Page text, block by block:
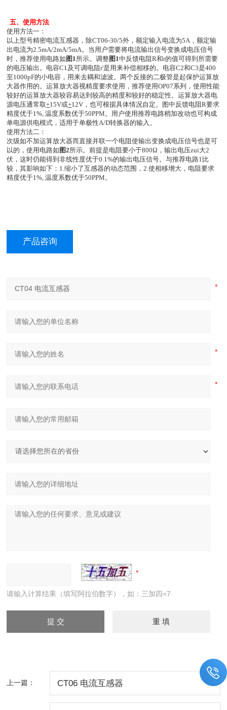
五、使用方法
使用方法一：
以上型号精密电流互感器，除CT06-30/5外，额定输入电流为5A，额定输
出电流为2.5mA/2mA/5mA。当用户需要将电流输出信号变换成电压信号
时，推荐使用电路如图1 所示。调整图1中反馈电阻R和r的值可得到所需要
的电压输出。电容C1及可调电阻r'是用来补偿相移的。电容C2和C3是400
至1000pF的小电容，用来去耦和滤波。两个反接的二极管是起保护运算放
大器作用的。运算放大器视精度要求使用，推荐使用OP07系列，使用性能
较好的运算放大器较容易达到较高的精度和较好的稳定性。运算放大器电
源电压通常取+15V或+12V，也可根据具体情况自定。图中反馈电阻R要求
精度优于1%, 温度系数优于50PPM。用户使用推荐电路稍加改动也可构成
单电源供电模式，适用于单极性A/D转换器的输入。
使用方法二：
次级如不加运算放大器而直接并联一个电阻使输出变换成电压信号也是可
以的，使用电路如图2所示。前提是电阻要小于800Ω，输出电压zui大2
伏，这时仍能得到非线性度优于0.1%的输出电压信号。与推荐电路1比
较，其影响如下：1.缩小了互感器的动态范围，2.使相移增大，电阻要求
精度优于1%, 温度系数优于50PPM。
产品咨询
请输入计算结果（填写阿拉伯数字），如：三加四=7
上一篇： CT06 电流互感器